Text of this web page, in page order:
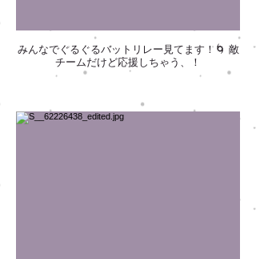
みんなでぐるぐるバットリレー見てます！🌀 敵
チームだけど応援しちゃう、！